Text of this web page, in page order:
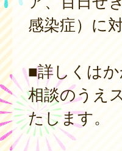
感染症）に
■詳しくは
相談のうえ
たします。